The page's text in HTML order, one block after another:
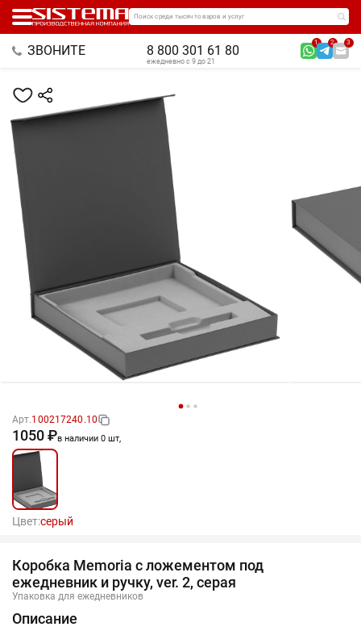
Поиск среди тысяч товаров и услуг
ЗВОНИТЕ 8 800 301 61 80
1 2 3
ежедневно с 9 до 21
Арт.100217240.10
1050 ₽в наличии 0 шт,
Цвет:серый
Коробка Memoria с ложементом под
ежедневник и ручку, ver. 2, серая
Упаковка для ежедневников
Описание